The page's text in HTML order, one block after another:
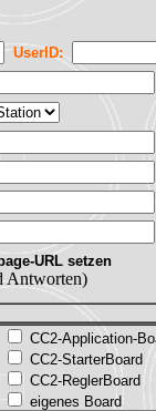
UserID:
URL setzen
Antworten)
CC2-Application-
CC2-StarterBoard
CC2-ReglerBoard
eigenes Board